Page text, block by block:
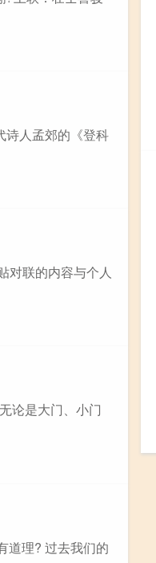
诗人孟郊的《登科
对联的内容与个人
论是大门、小门
道理? 过去我们的